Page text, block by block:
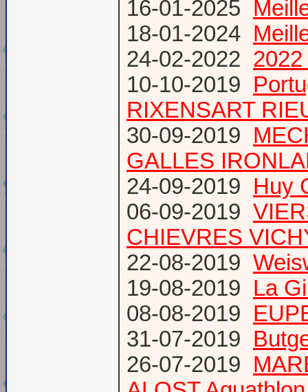
16-01-2025
18-01-2024
24-02-2022
10-10-2019
RIXENSART
30-09-2019
GALLES
24-09-2019 Huy
06-09-2019
CHIEVRES
22-08-2019
19-08-2019 La
08-08-2019
31-07-2019
26-07-2019